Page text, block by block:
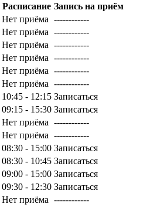
Расписание Запись на приём
Нет приёма ------------
Нет приёма ------------
Нет приёма ------------
Нет приёма ------------
Нет приёма ------------
Нет приёма ------------
10:45 - 12:15 Записаться
09:15 - 15:30 Записаться
Нет приёма ------------
Нет приёма ------------
08:30 - 15:00 Записаться
08:30 - 10:45 Записаться
09:00 - 15:00 Записаться
09:30 - 12:30 Записаться
Нет приёма ------------